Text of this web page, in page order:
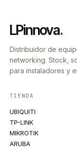
LPinnova.
Distribuidor de
networking. Stock,
para instaladores y
TIENDA
UBIQUITI
TP-LINK
MIKROTIK
ARUBA